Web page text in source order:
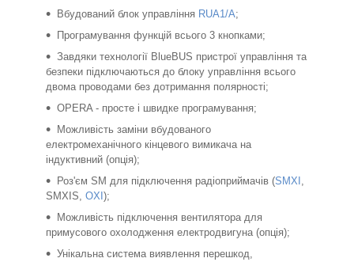
Вбудований блок управління RUA1/A;
Програмування функцій всього 3 кнопками;
Завдяки технології BlueBUS пристрої управління та
безпеки підключаються до блоку управління всього
двома проводами без дотримання полярності;
ОPERA - просте і швидке програмування;
Можливість заміни вбудованого
електромеханічного кінцевого вимикача на
індуктивний (опція);
Роз'єм SM для підключення радіоприймачів (SMXI ,
SMXIS, OXI );
Можливість підключення вентилятора для
примусового охолодження електродвигуна (опція);
Унікальна система виявлення перешкод,